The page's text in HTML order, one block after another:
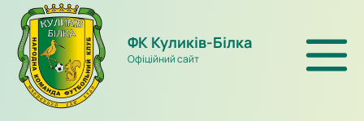
ФК Куликів-Білка
Офіційний сайт